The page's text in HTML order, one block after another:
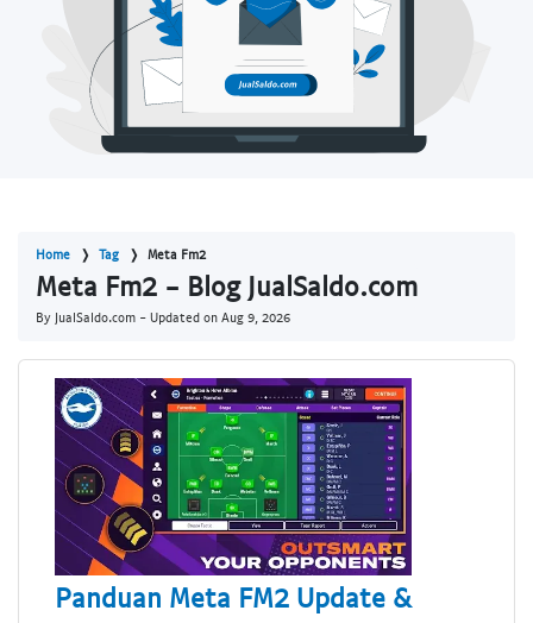
Home Tag Meta Fm2
Meta Fm2 - Blog JualSaldo.com
By JualSaldo.com - Updated on Aug 9, 2026
Panduan Meta FM2 Update &